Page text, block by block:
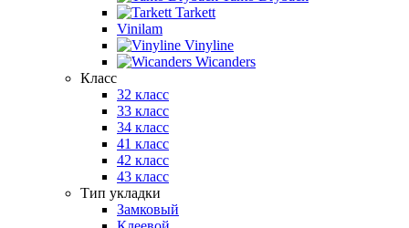
Tarkett
Vinilam
Vinyline
Wicanders
Класс
32 класс
33 класс
34 класс
41 класс
42 класс
43 класс
Тип укладки
Замковый